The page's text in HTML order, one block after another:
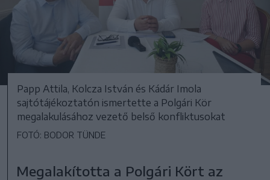
Papp Attila, Kolcza István és Kádár Imola
sajtótájékoztatón ismertette a Polgári Kör
megalakulásához vezető belső konfliktusokat
FOTÓ: BODOR TÜNDE
Megalakította a Polgári Kört az